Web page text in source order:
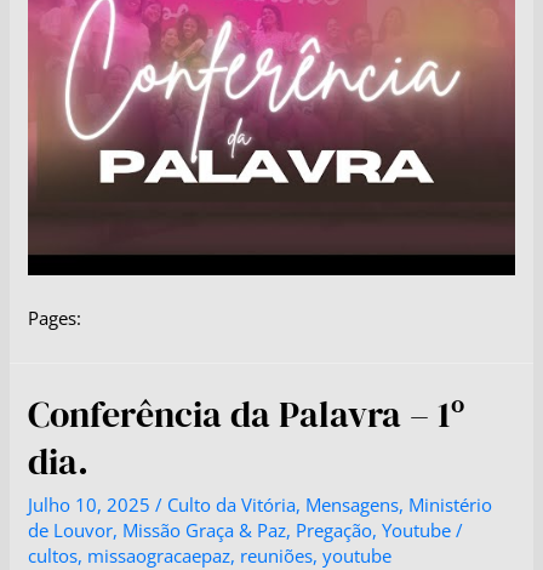
Pages:
Conferência da Palavra – 1º
dia.
Julho 10, 2025 / Culto da Vitória, Mensagens, Ministério
de Louvor, Missão Graça & Paz, Pregação,Youtube /
cultos, missaogracaepaz, reuniões,youtube